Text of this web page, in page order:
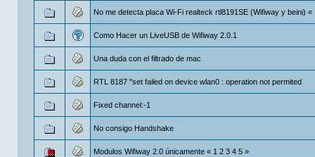
No me detecta placa Wi-Fi realteck rtl8191SE (Wifiway y beini) «
Como Hacer un LiveUSB de Wifiway 2.0.1
Una duda con el filtrado de mac
RTL 8187 "set failed on device wlan0 : operation not permited
Fixed channel:-1
No consigo Handshake
Modulos Wifiway 2.0 únicamente «1 2 3 4 5»